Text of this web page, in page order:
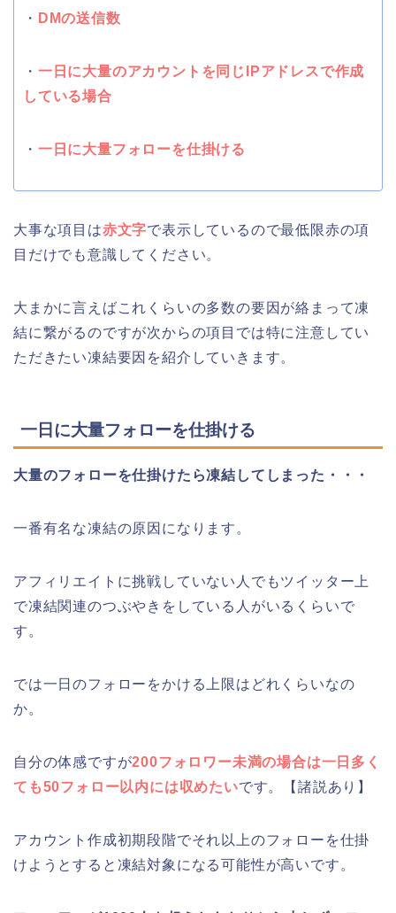
・ DMの送信数
・ 一日に大量のアカウントを同じIPアドレスで作成
している場合
・ 一日に大量フォローを仕掛ける
大事な項目は赤文字で表示しているので最低限赤の項
目だけでも意識してください。
大まかに言えばこれくらいの多数の要因が絡まって凍
結に繋がるのですが次からの項目では特に注意してい
ただきたい凍結要因を紹介していきます。
一日に大量フォローを仕掛ける
大量のフォローを仕掛けたら凍結してしまった・・・
一番有名な凍結の原因になります。
アフィリエイトに挑戦していない人でもツイッター上
で凍結関連のつぶやきをしている人がいるくらいで
す。
では一日のフォローをかける上限はどれくらいなの
か。
自分の体感ですが200フォロワー未満の場合は一日多く
ても50フォロー以内には収めたいです。【諸説あり】
アカウント作成初期段階でそれ以上のフォローを仕掛
けようとすると凍結対象になる可能性が高いです。